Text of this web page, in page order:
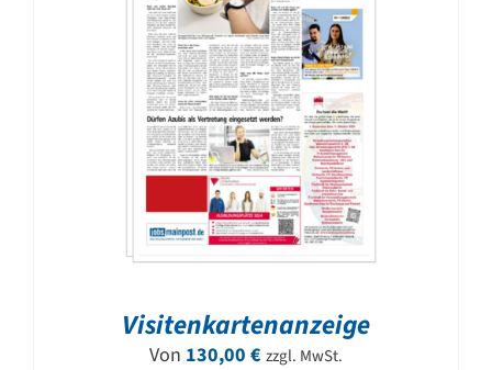
Visitenkartenanzeige
Von 130,00 € zzgl. MwSt.